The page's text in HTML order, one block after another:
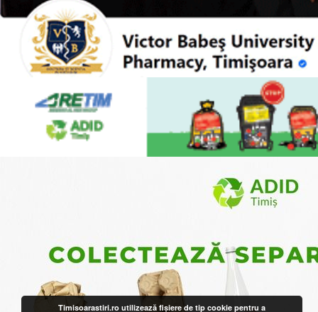
Timisoarastiri.ro utilizează fişiere de tip cookie pentru a